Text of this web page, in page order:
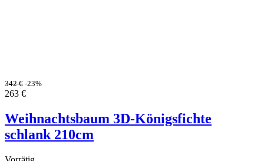
342€ -23%
263 €
Weihnachtsbaum 3D-Königsfichte
schlank 210cm